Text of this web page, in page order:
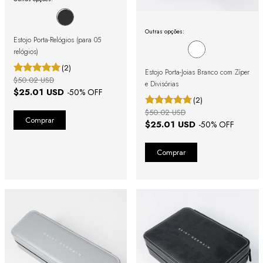
Estojo Porta-Relógios (para 05
relógios)
(2)
$25.01 USD -50% OFF
$50.02 USD
Outras opções:
Estojo Porta-Joias Branco com Zíper
e Divisórias
(2)
$25.01 USD -50% OFF
$50.02 USD